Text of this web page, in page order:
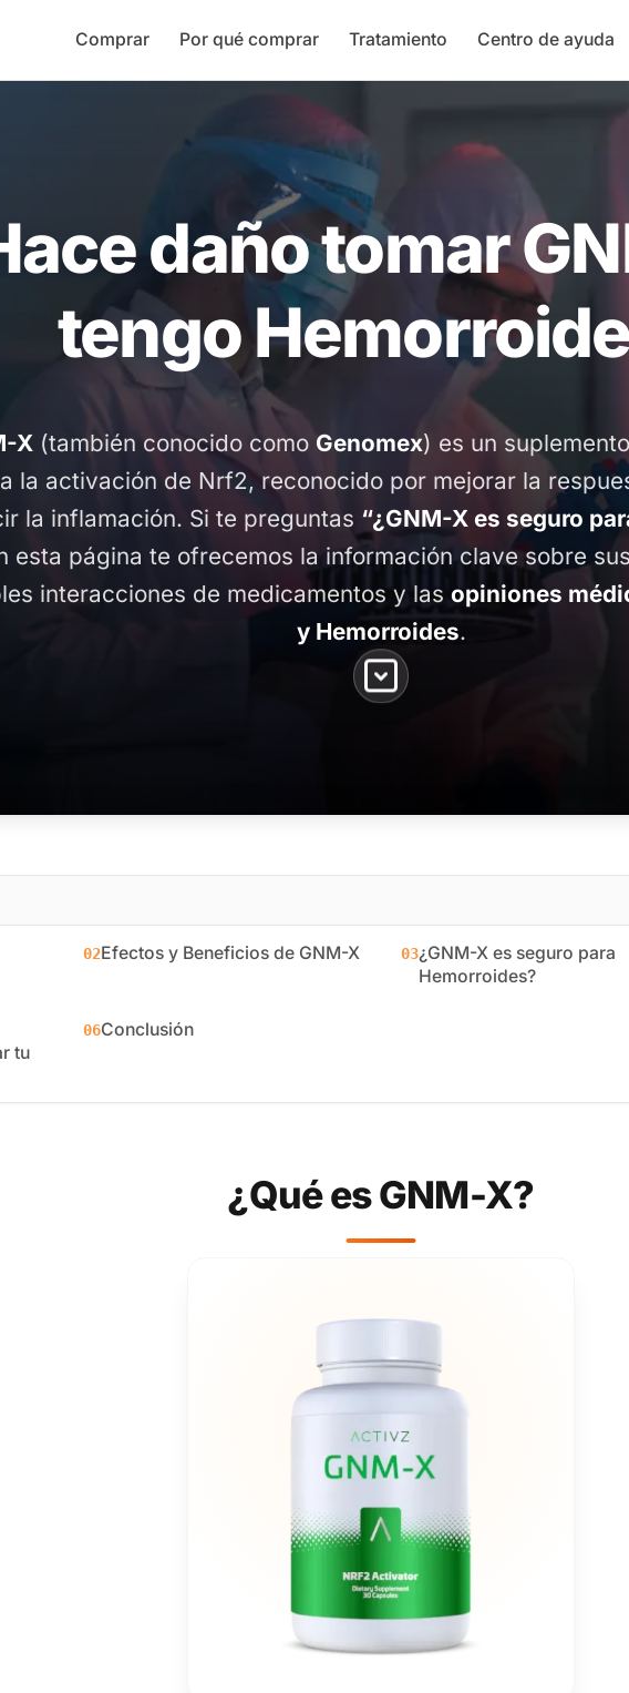
Comprar Por qué comprar Tratamiento Centro de ayuda
daño tomar
tengo
X (también conocido como Genomex) es un
la activación de Nrf2, reconocido por mejorar la
la inflamación. Si te preguntas “¿GNM-X es seguro
esta página te ofrecemos la información clave sobre
interacciones de medicamentos y las opiniones
y Hemorroides.
02Efectos y Beneficios de GNM-X 03¿GNM-X es seguro para
Hemorroides?
tu
06Conclusión
¿Qué es GNM-X?